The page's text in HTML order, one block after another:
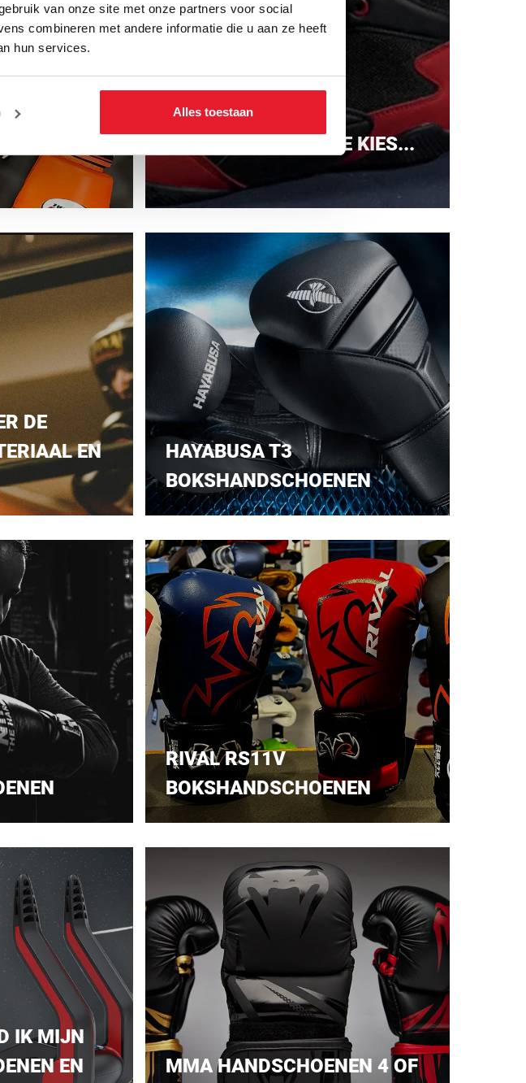
van onze site met onze partners voor social
combineren met andere informatie die u aan ze heeft
hun services.
Alles toestaan
WAAROM ZIJN
BOKSSCHOENEN
BELANGRIJK EN HOE KIES...
DE
EN
HAYABUSA T3
BOKSHANDSCHOENEN
RIVAL RS11V
BOKSHANDSCHOENEN
IK MIJN
EN
MMA HANDSCHOENEN 4 OF